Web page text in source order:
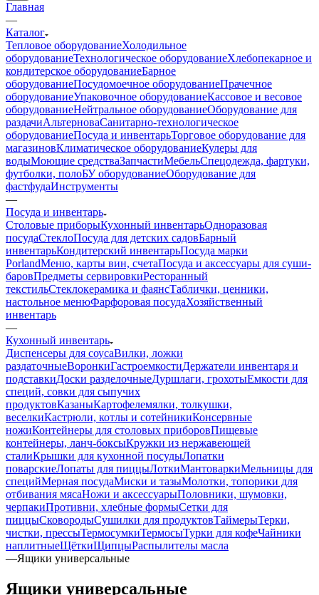
Главная
—
Каталог
Тепловое оборудованиеХолодильное
оборудованиеТехнологическое оборудованиеХлебопекарное и
кондитерское оборудованиеБарное
оборудованиеПосудомоечное оборудованиеПрачечное
оборудованиеУпаковочное оборудованиеКассовое и весовое
оборудованиеНейтральное оборудованиеОборудование для
раздачиАльтерноваСанитарно-технологическое
оборудованиеПосуда и инвентарьТорговое оборудование для
магазиновКлиматическое оборудованиеКулеры для
водыМоющие средстваЗапчастиМебельСпецодежда, фартуки,
футболки, полоБУ оборудованиеОборудование для
фастфудаИнструменты
—
Посуда и инвентарь
Столовые приборыКухонный инвентарьОдноразовая
посудаСтеклоПосуда для детских садовБарный
инвентарьКондитерский инвентарьПосуда марки
PorlandМеню, карты вин, счетаПосуда и аксессуары для суши-
баровПредметы сервировкиРесторанный
текстильСтеклокерамика и фаянсТаблички, ценники,
настольное менюФарфоровая посудаХозяйственный
инвентарь
—
Кухонный инвентарь
Диспенсеры для соусаВилки, ложки
раздаточныеВоронкиГастроемкостиДержатели инвентаря и
подставкиДоски разделочныеДуршлаги, грохотыЕмкости для
специй, совки для сыпучих
продуктовКазаныКартофелемялки, толкушки,
веселкиКастрюли, котлы и сотейникиКонсервные
ножиКонтейнеры для столовых приборовПищевые
контейнеры, ланч-боксыКружки из нержавеющей
сталиКрышки для кухонной посудыЛопатки
поварскиеЛопаты для пиццыЛоткиМантоваркиМельницы для
специйМерная посудаМиски и тазыМолотки, топорики для
отбивания мясаНожи и аксессуарыПоловники, шумовки,
черпакиПротивни, хлебные формыСетки для
пиццыСковородыСушилки для продуктовТаймерыТерки,
чистки, прессыТермосумкиТермосыТурки для кофеЧайники
наплитныеЩёткиЩипцыРаспылителы масла
—Ящики универсальные
Ящики универсальные